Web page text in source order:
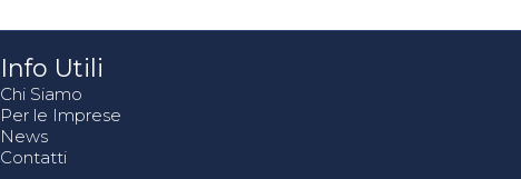
Info Utili
Chi Siamo
Per le Imprese
News
Contatti